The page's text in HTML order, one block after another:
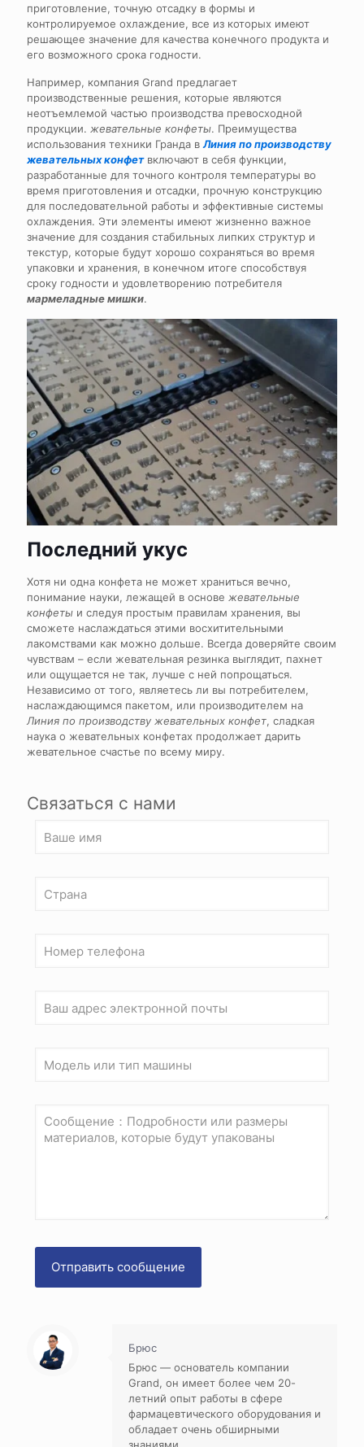
приготовление, точную отсадку в формы и
контролируемое охлаждение, все из которых имеют
решающее значение для качества конечного продукта и
его возможного срока годности.
Например, компания Grand предлагает
производственные решения, которые являются
неотъемлемой частью производства превосходной
продукции. жевательные конфеты. Преимущества
использования техники Гранда в Линия по производству
жевательных конфетвключают в себя функции,
разработанные для точного контроля температуры во
время приготовления и отсадки, прочную конструкцию
для последовательной работы и эффективные системы
охлаждения. Эти элементы имеют жизненно важное
значение для создания стабильных липких структур и
текстур, которые будут хорошо сохраняться во время
упаковки и хранения, в конечном итоге способствуя
сроку годности и удовлетворению потребителя
мармеладные мишки.
Последний укус
Хотя ни одна конфета не может храниться вечно,
понимание науки, лежащей в основе жевательные
конфеты и следуя простым правилам хранения, вы
сможете наслаждаться этими восхитительными
лакомствами как можно дольше. Всегда доверяйте своим
чувствам – если жевательная резинка выглядит, пахнет
или ощущается не так, лучше с ней попрощаться.
Независимо от того, являетесь ли вы потребителем,
наслаждающимся пакетом, или производителем на
Линия по производству жевательных конфет, сладкая
наука о жевательных конфетах продолжает дарить
жевательное счастье по всему миру.
Связаться с нами
Брюс
Брюс — основатель компании
Grand, он имеет более чем 20-
летний опыт работы в сфере
фармацевтического оборудования и
обладает очень обширными